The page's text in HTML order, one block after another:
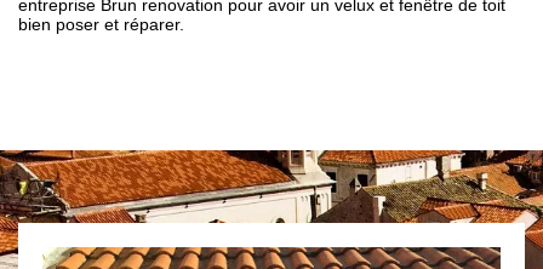
entreprise Brun renovation pour avoir un velux et fenêtre de toit
bien poser et réparer.